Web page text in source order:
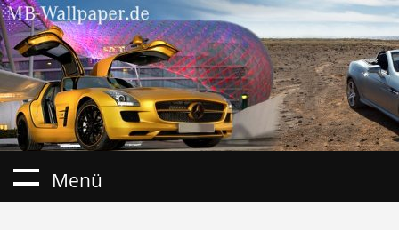
Menü